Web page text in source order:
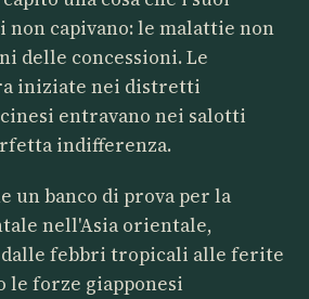
capivano: le malattie non
delle concessioni. Le
iniziate nei distretti
entravano nei salotti
indifferenza.
un banco di prova per la
nell'Asia orientale,
febbri tropicali alle ferite
le forze giapponesi